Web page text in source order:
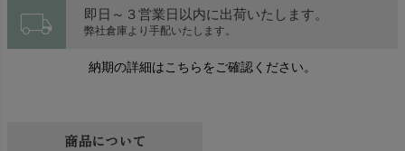
local_shipping 即日～３営業日以内に出荷いたします。
弊社倉庫より手配いたします。
納期の詳細はこちらをご確認ください。
商品について